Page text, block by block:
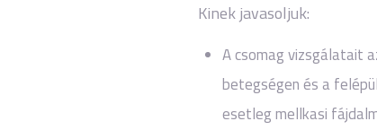
Kinek javasoljuk:
A csomag vizsgálatait
betegségen és a
esetleg mellkasi